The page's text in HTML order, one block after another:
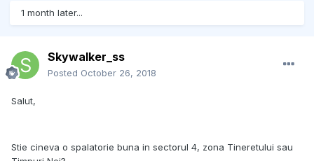
1 month later...
Skywalker_ss
Posted October 26, 2018
Salut,
Stie cineva o spalatorie buna in sectorul 4, zona Tineretului sau